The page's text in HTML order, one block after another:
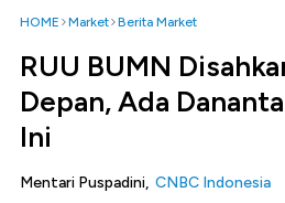
HOME Market Berita Market
RUU BUMN
Depan, Ada
Ini
Mentari Puspadini, CNBC Indonesia